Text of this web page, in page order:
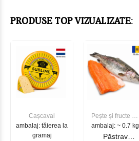
PRODUSE TOP VIZUALIZATE:
Cașcaval
ambalaj: tăierea la
gramaj
Pește și fructe de
mare
ambalaj: ~ 0.7 kg
Păstrav